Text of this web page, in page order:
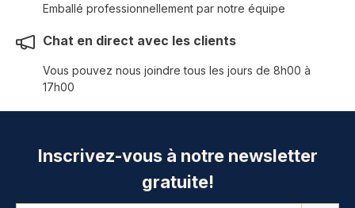
Emballé professionnellement par notre équipe
Chat en direct avec les clients
Vous pouvez nous joindre tous les jours de 8h00 à
17h00
Inscrivez-vous à notre newsletter
gratuite!